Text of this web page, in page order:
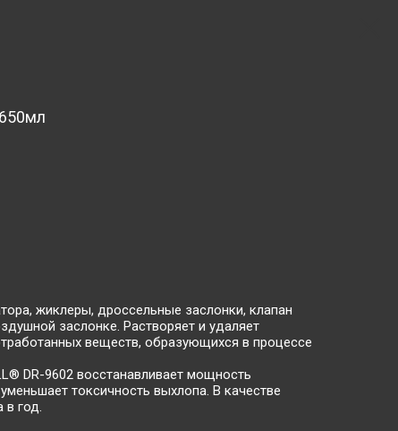
жиклеры, дроссельные заслонки, клапан
заслонке. Растворяет и удаляет
веществ, образующихся в процессе
DR-9602 восстанавливает мощность
токсичность выхлопа. В качестве
в год.